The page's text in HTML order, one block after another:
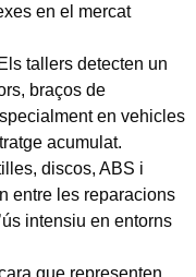
en el mercat
Els tallers detecten un
braços de
en vehicles
acumulat.
discos, ABS i
entre les reparacions
intensiu en entorns
que representen